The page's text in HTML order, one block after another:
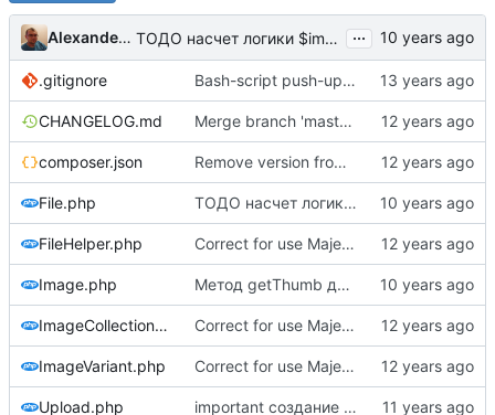
Alexander Demidov ТОДО насчет логики $important_create и $force_create ...
.gitignore Bash-script push-update complete and add to track
CHANGELOG.md Merge branch 'master' of dimti.ru:lib/Image
composer.json Remove version from composer.json
File.php ТОДО насчет логики $important_create и $force_create
FileHelper.php Correct for use Majestic namespace
Image.php Метод getThumb для упрощенного доступа к сорцам фоток в шаблонизаторе
ImageCollection.php Correct for use Majestic namespace
ImageVariant.php Correct for use Majestic namespace
Upload.php important создание изображения при наличии необходимых для этого условий